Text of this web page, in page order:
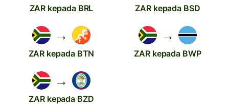
ZAR kepada BRL ZAR kepada BSD
→
ZAR kepada BTN
→
ZAR kepada BWP
→
ZAR kepada BZD